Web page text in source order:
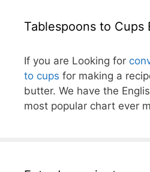
Tablespoons to Cups
If you are Looking for
to cups for making a
butter. We have the
most popular chart ever